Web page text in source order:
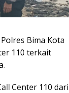
Bima Kota
110 terkait
Center 110 dari